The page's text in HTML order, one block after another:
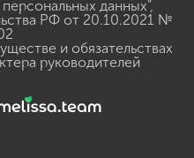
данных",
РФ от 20.10.2021 №
и обязательствах
руководителей